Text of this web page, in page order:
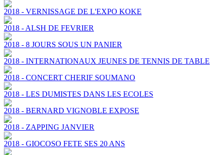
2018 - VERNISSAGE DE L'EXPO KOKE
2018 - ALSH DE FEVRIER
2018 - 8 JOURS SOUS UN PANIER
2018 - INTERNATIONAUX JEUNES DE TENNIS DE TABLE
2018 - CONCERT CHERIF SOUMANO
2018 - LES DUMISTES DANS LES ECOLES
2018 - BERNARD VIGNOBLE EXPOSE
2018 - ZAPPING JANVIER
2018 - GIOCOSO FETE SES 20 ANS